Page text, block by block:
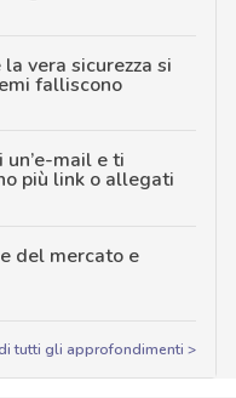
vera sicurezza si
falliscono
mail e ti
più link o allegati
del mercato e
tutti gli approfondimenti >